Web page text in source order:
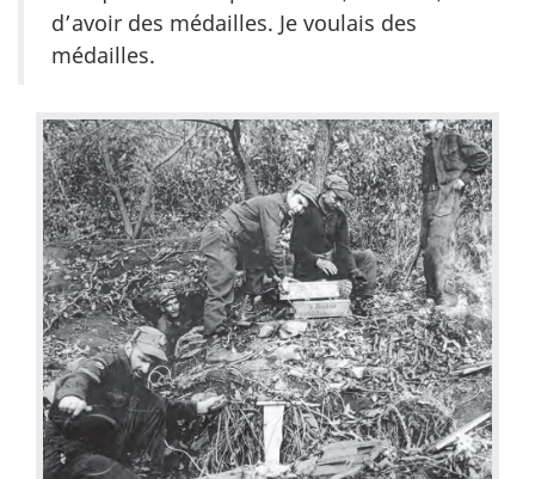
d’avoir des médailles. Je voulais des
médailles.